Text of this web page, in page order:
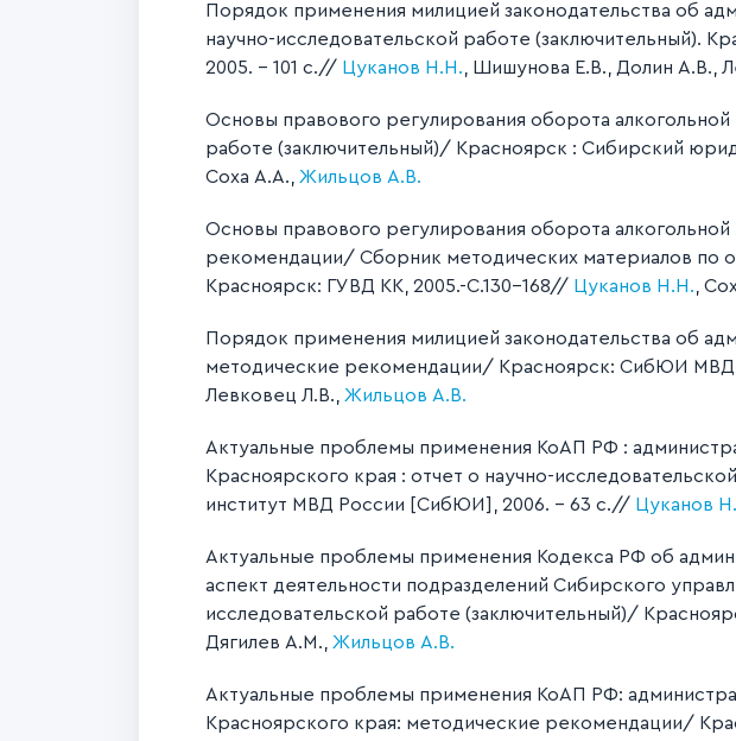
Порядок применения милицией законодательства об
научно-исследовательской работе (заключительный).
2005. – 101 с.// Цуканов Н.Н. , Шишунова Е.В., Долин А.В.,
Основы правового регулирования оборота
работе (заключительный)/ Красноярск : Сибирский
Соха А.А., Жильцов А.В.
Основы правового регулирования оборота
рекомендации/ Сборник методических материалов по
Красноярск: ГУВД КК, 2005.-С.130-168// Цуканов Н.Н. ,
Порядок применения милицией законодательства об
методические рекомендации/ Красноярск: СибЮИ МВД
Левковец Л.В., Жильцов А.В.
Актуальные проблемы применения КоАП РФ :
Красноярского края : отчет о научно-
институт МВД России [СибЮИ], 2006. – 63 с.// Цуканов
Актуальные проблемы применения Кодекса РФ об
аспект деятельности подразделений Сибирского
исследовательской работе (заключительный)/
Дягилев А.М., Жильцов А.В.
Актуальные проблемы применения КоАП РФ:
Красноярского края: методические рекомендации/